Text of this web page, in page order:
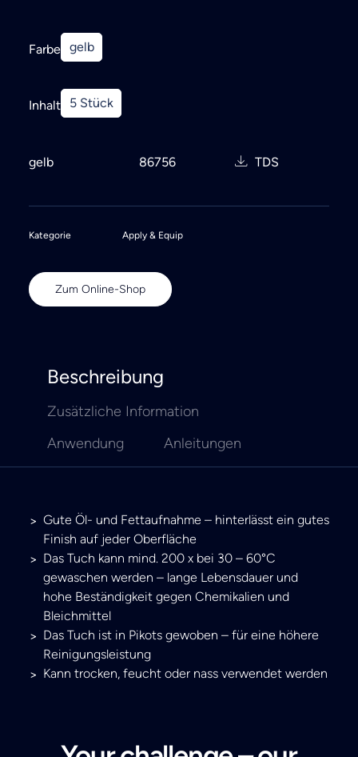
Farbe gelb
Inhalt 5 Stück
gelb 86756 TDS
Kategorie Apply & Equip
Zum Online-Shop
Beschreibung
Zusätzliche Information
Anwendung
Anleitungen
Gute Öl- und Fettaufnahme – hinterlässt ein
gutes Finish auf jeder Oberfläche
Das Tuch kann mind. 200 x bei 30 – 60°C
gewaschen werden – lange Lebensdauer und
hohe Beständigkeit gegen Chemikalien und
Bleichmittel
Das Tuch ist in Pikots gewoben – für eine
höhere Reinigungsleistung
Kann trocken, feucht oder nass verwendet